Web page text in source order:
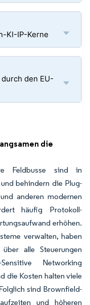
KI-IP-Kerne
den EU-
die
Feldbusse sind in
behindern die Plug-
anderen modernen
häufig Protokoll-
erhöhen.
verwalten, haben
alle Steuerungen
Networking
die Kosten halten viele
sind Brownfield-
und höheren